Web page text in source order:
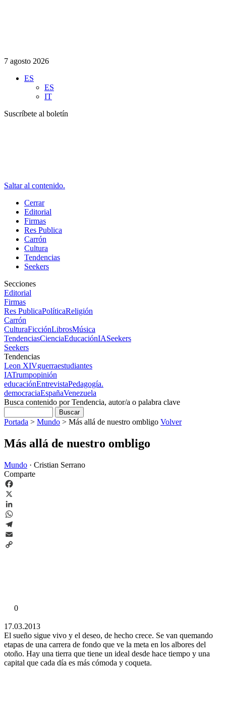
7 agosto 2026
ES
ES
IT
Suscríbete al boletín
Saltar al contenido.
Cerrar
Editorial
Firmas
Res Publica
Carrón
Cultura
Tendencias
Seekers
Secciones
Editorial
Firmas
Res PublicaPolíticaReligión
Carrón
CulturaFicciónLibrosMúsica
TendenciasCienciaEducaciónIASeekers
Seekers
Tendencias
Leon XIVguerraestudiantes
IATrumpopinión
educaciónEntrevistaPedagogía.
democraciaEspañaVenezuela
Busca contenido por Tendencia, autor/a o palabra clave
Portada > Mundo > Más allá de nuestro ombligo Volver
Más allá de nuestro ombligo
Mundo · Cristian Serrano
Comparte
Facebook
X
LinkedIn
WhatsApp
Telegram
Email
0
17.03.2013
El sueño sigue vivo y el deseo, de hecho crece. Se van quemando
etapas de una carrera de fondo que ve la meta en los albores del
otoño. Hay una tierra que tiene un ideal desde hace tiempo y una
capital que cada día es más cómoda y coqueta.